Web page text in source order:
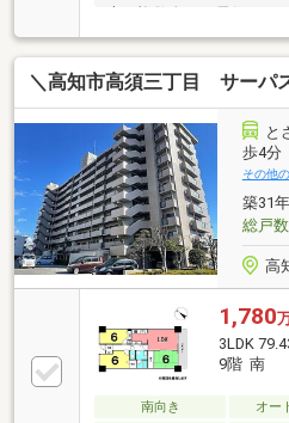
ス用途にもオススメ♪
＼高知市高須三丁目 サーパ
と
歩4分
その他
築31
総戸数
高
1,780
3LDK
9階 南
南向き オー